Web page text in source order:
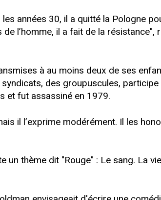
années 30, il a quitté la Pologne
l’homme, il a fait de la résistance",
à au moins deux de ses
des groupuscules, participe
et fut assassiné en 1979.
il l’exprime modérément. Il les
thème dit "Rouge" : Le sang. La